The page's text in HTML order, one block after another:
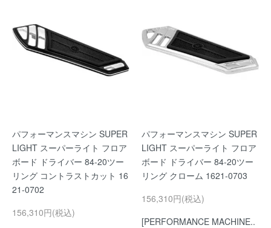
パフォーマンスマシン SUPER
LIGHT スーパーライト フロア
ボード ドライバー 84-20ツー
リング コントラストカット 16
21-0702
156,310円(税込)
パフォーマンスマシン SUPER
LIGHT スーパーライト フロア
ボード ドライバー 84-20ツー
リング クローム 1621-0703
156,310円(税込)
[PERFORMANCE MACHINE..